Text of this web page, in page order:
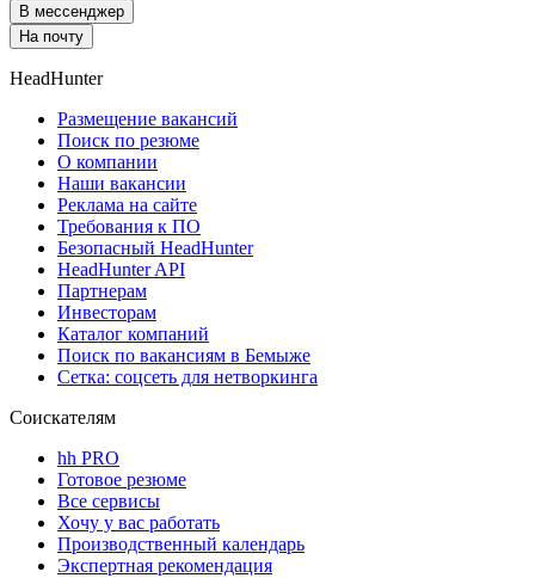
В мессенджер
На почту
HeadHunter
Размещение вакансий
Поиск по резюме
О компании
Наши вакансии
Реклама на сайте
Требования к ПО
Безопасный HeadHunter
HeadHunter API
Партнерам
Инвесторам
Каталог компаний
Поиск по вакансиям в Бемыже
Сетка: соцсеть для нетворкинга
Соискателям
hh PRO
Готовое резюме
Все сервисы
Хочу у вас работать
Производственный календарь
Экспертная рекомендация